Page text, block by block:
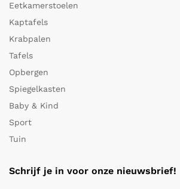
Eetkamerstoelen
Kaptafels
Krabpalen
Tafels
Opbergen
Spiegelkasten
Baby & Kind
Sport
Tuin
Schrijf je in voor onze nieuwsbrief!